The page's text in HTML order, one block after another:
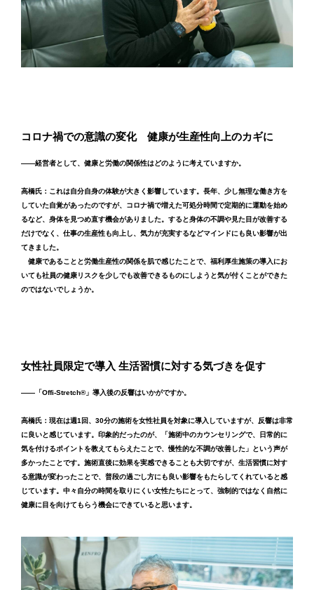
コロナ禍での意識の変化 健康が生産性向上のカギに
――経営者として、健康と労働の関係性はどのように考えていますか。
高橋氏：これは自分自身の体験が大きく影響しています。長年、少し無理な働き方を
していた自覚があったのですが、コロナ禍で増えた可処分時間で定期的に運動を始め
るなど、身体を見つめ直す機会がありました。すると身体の不調や見た目が改善する
だけでなく、仕事の生産性も向上し、気力が充実するなどマインドにも良い影響が出
てきました。
健康であることと労働生産性の関係を肌で感じたことで、福利厚生施策の導入にお
いても社員の健康リスクを少しでも改善できるものにしようと気が付くことができた
のではないでしょうか。
女性社員限定で導入 生活習慣に対する気づきを促す
――「Offi-Stretch®︎」導入後の反響はいかがですか。
高橋氏：現在は週1回、30分の施術を女性社員を対象に導入していますが、反響は非常
に良いと感じています。印象的だったのが、「施術中のカウンセリングで、日常的に
気を付けるポイントを教えてもらえたことで、慢性的な不調が改善した」という声が
多かったことです。施術直後に効果を実感できることも大切ですが、生活習慣に対す
る意識が変わったことで、普段の過ごし方にも良い影響をもたらしてくれていると感
じています。中々自分の時間を取りにくい女性たちにとって、強制的ではなく自然に
健康に目を向けてもらう機会にできていると思います。